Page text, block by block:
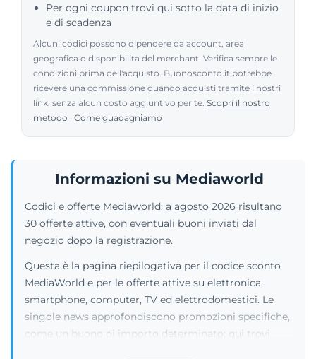
Per ogni coupon trovi qui sotto la data di inizio
e di scadenza
Alcuni codici possono dipendere da account, area
geografica o disponibilita del merchant. Verifica sempre le
condizioni prima dell'acquisto. Buonosconto.it potrebbe
ricevere una commissione quando acquisti tramite i nostri
link, senza alcun costo aggiuntivo per te. Scopri il nostro
metodo · Come guadagniamo
Informazioni su Mediaworld
Codici e offerte Mediaworld: a agosto 2026 risultano
30 offerte attive, con eventuali buoni inviati dal
negozio dopo la registrazione.
Questa è la pagina riepilogativa per il codice sconto
MediaWorld e per le offerte attive su elettronica,
smartphone, computer, TV ed elettrodomestici. Le
singole news approfondiscono promozioni specifiche,
come un buono di importo determinato; qui trovi